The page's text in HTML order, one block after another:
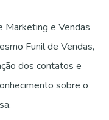
Marketing e Vendas
Funil de Vendas,
dos contatos e
sobre o